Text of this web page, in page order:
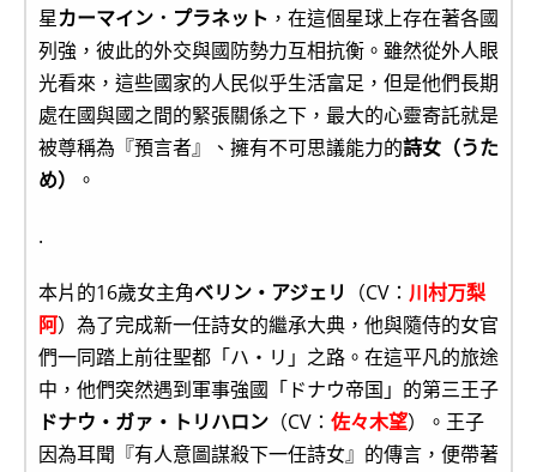
星カーマイン．プラネット ，在這個星球上存在著各國
列強，彼此的外交與國防勢力互相抗衡。雖然從外人眼
光看來，這些國家的人民似乎生活富足，但是他們長期
處在國與國之間的緊張關係之下，最大的心靈寄託就是
被尊稱為『預言者』、擁有不可思議能力的詩女（うた
め）
。
.
本片的16歲女主角ベリン・アジェリ （CV： 川村万梨
阿）為了完成新一任詩女的繼承大典，他與隨侍的女官
們一同踏上前往聖都「ハ・リ」之路。在這平凡的旅途
中，他們突然遇到軍事強國「ドナウ帝国」的第三王子
ドナウ・ガァ・トリハロン （CV： 佐々木望）。王子
因為耳聞『有人意圖謀殺下一任詩女』的傳言，便帶著